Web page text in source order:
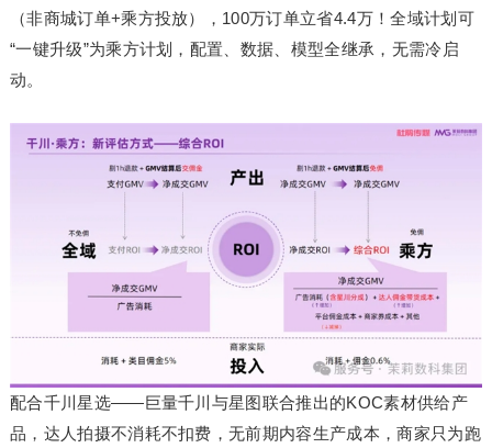
（非商城订单+乘方投放），100万订单立省4.4万！全域计划可
“一键升级”为乘方计划，配置、数据、模型全继承，无需冷启
动。
配合千川星选——巨量千川与星图联合推出的KOC素材供给产
品，达人拍摄不消耗不扣费，无前期内容生产成本，商家只为跑